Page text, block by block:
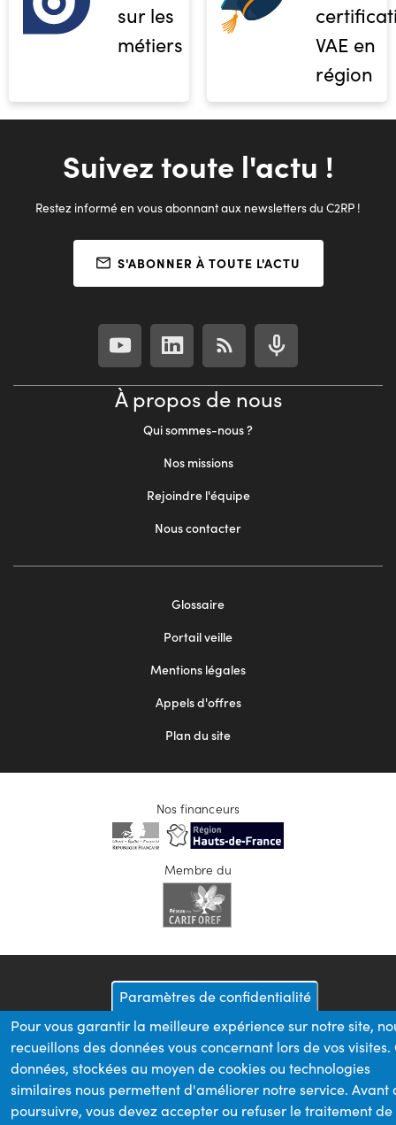
sur les
métiers
VAE en
région
Suivez toute l'actu !
Restez informé en vous abonnant aux newsletters du C2RP !
S'ABONNER À TOUTE L'ACTU
À propos de nous
Qui sommes-nous ?
Nos missions
Rejoindre l'équipe
Nous contacter
Glossaire
Portail veille
Mentions légales
Appels d'offres
Plan du site
Nos financeurs
Membre du
Paramètres de confidentialité
Pour vous garantir la meilleure expérience sur notre site,
recueillons des données vous concernant lors de vos visites.
données, stockées au moyen de cookies ou technologies
similaires nous permettent d'améliorer notre service. Avant
poursuivre, vous devez accepter ou refuser le traitement de